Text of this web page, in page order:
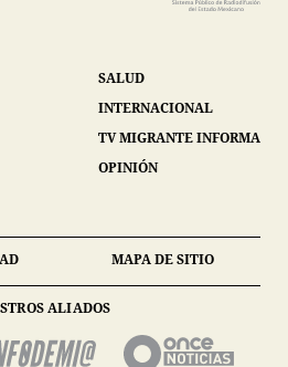
SALUD
INTERNACIONAL
TV MIGRANTE INFORMA
OPINIÓN
MAPA DE SITIO
ALIADOS